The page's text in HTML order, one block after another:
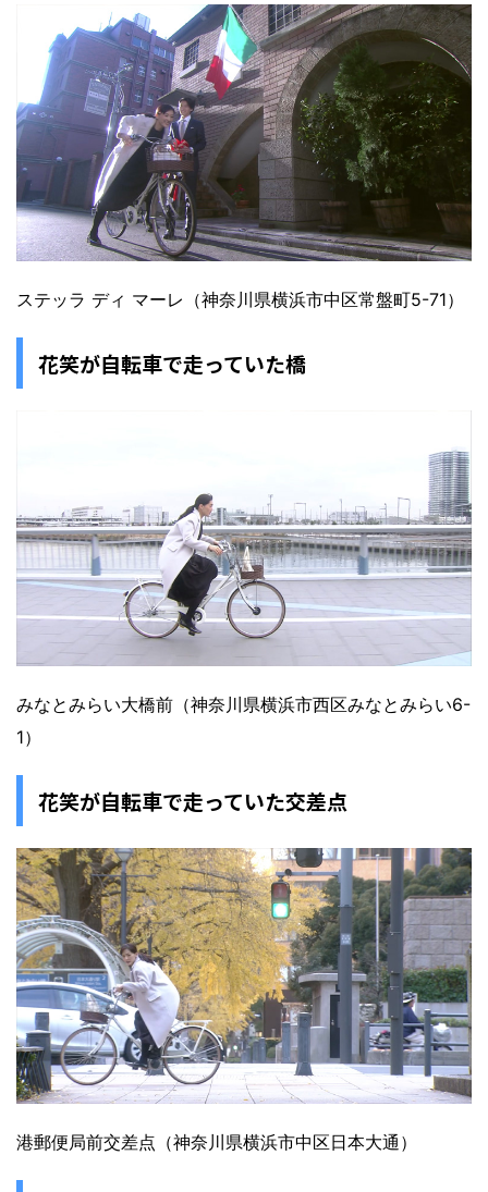
ステッラ ディ マーレ（神奈川県横浜市中区常盤町5-71）
花笑が自転車で走っていた橋
みなとみらい大橋前（神奈川県横浜市西区みなとみらい6-
1）
花笑が自転車で走っていた交差点
港郵便局前交差点（神奈川県横浜市中区日本大通）